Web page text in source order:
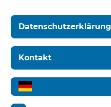
Datenschutzerklärung
Kontakt